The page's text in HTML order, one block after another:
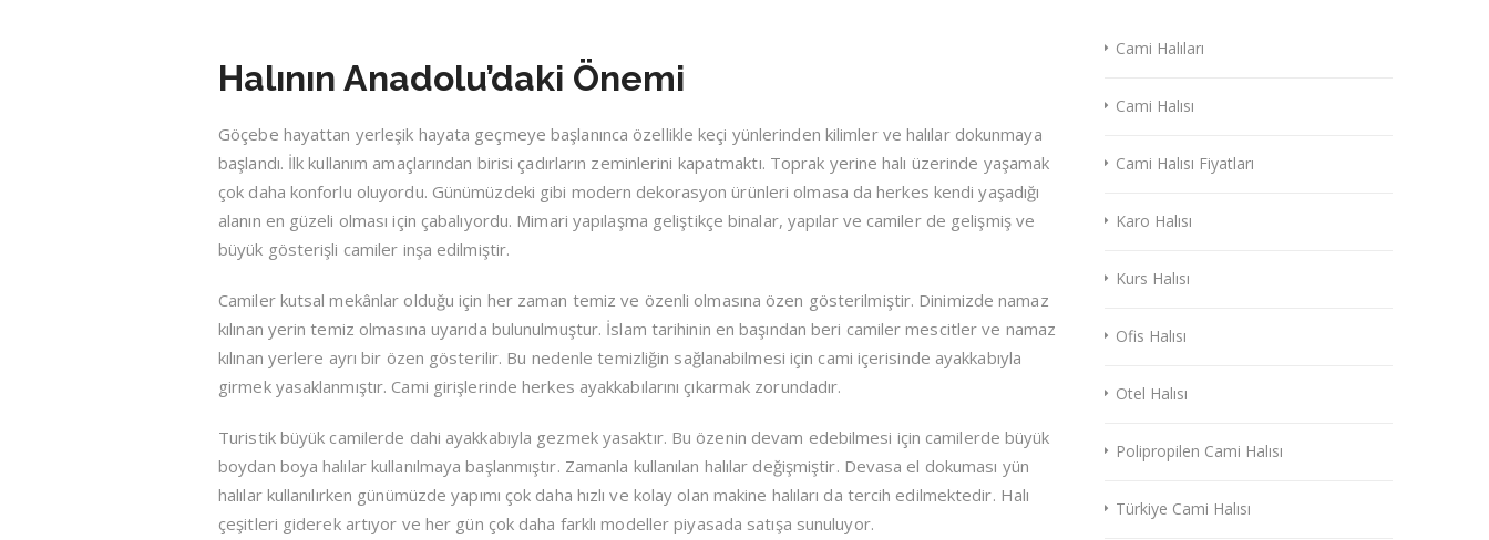
Halının Anadolu’daki Önemi
Göçebe hayattan yerleşik hayata geçmeye başlanınca özellikle keçi yünlerinden kilimler ve halılar dokunmaya
başlandı. İlk kullanım amaçlarından birisi çadırların zeminlerini kapatmaktı. Toprak yerine halı üzerinde yaşamak
çok daha konforlu oluyordu. Günümüzdeki gibi modern dekorasyon ürünleri olmasa da herkes kendi yaşadığı
alanın en güzeli olması için çabalıyordu. Mimari yapılaşma geliştikçe binalar, yapılar ve camiler de gelişmiş ve
büyük gösterişli camiler inşa edilmiştir.
Camiler kutsal mekânlar olduğu için her zaman temiz ve özenli olmasına özen gösterilmiştir. Dinimizde namaz
kılınan yerin temiz olmasına uyarıda bulunulmuştur. İslam tarihinin en başından beri camiler mescitler ve namaz
kılınan yerlere ayrı bir özen gösterilir. Bu nedenle temizliğin sağlanabilmesi için cami içerisinde ayakkabıyla
girmek yasaklanmıştır. Cami girişlerinde herkes ayakkabılarını çıkarmak zorundadır.
Turistik büyük camilerde dahi ayakkabıyla gezmek yasaktır. Bu özenin devam edebilmesi için camilerde büyük
boydan boya halılar kullanılmaya başlanmıştır. Zamanla kullanılan halılar değişmiştir. Devasa el dokuması yün
halılar kullanılırken günümüzde yapımı çok daha hızlı ve kolay olan makine halıları da tercih edilmektedir. Halı
çeşitleri giderek artıyor ve her gün çok daha farklı modeller piyasada satışa sunuluyor.
Cami Halıları
Cami Halısı
Cami Halısı Fiyatları
Karo Halısı
Kurs Halısı
Ofis Halısı
Otel Halısı
Polipropilen Cami Halısı
Türkiye Cami Halısı